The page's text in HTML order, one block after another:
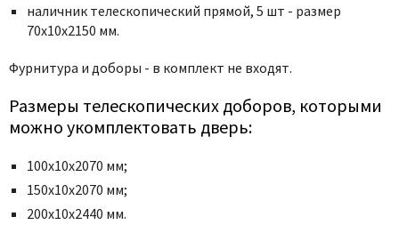
наличник телескопический прямой, 5 шт - размер
70x10x2150 мм.
Фурнитура и доборы - в комплект не входят.
Размеры телескопических доборов, которыми
можно укомплектовать дверь:
100х10х2070 мм;
150х10х2070 мм;
200х10х2440 мм.